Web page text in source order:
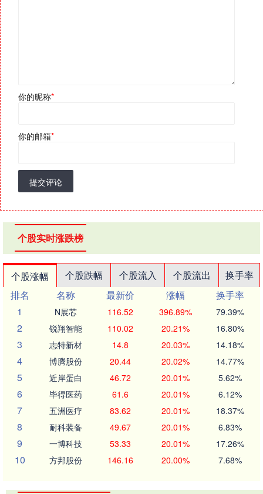
你的昵称*
你的邮箱*
提交评论
个股实时涨跌榜
个股涨幅 个股跌幅 个股流入 个股流出
换手率
排名
名称 最新价 涨幅
换手率
1
N展芯 116.52 396.89% 79.39%
2 锐翔智能 110.02 20.21% 16.80%
3 志特新材 14.8 20.03% 14.18%
4 博腾股份 20.44 20.02% 14.77%
5 近岸蛋白 46.72 20.01% 5.62%
6 毕得医药 61.6 20.01% 6.12%
7 五洲医疗 83.62 20.01% 18.37%
8 耐科装备 49.67 20.01% 6.83%
9 一博科技 53.33 20.01% 17.26%
10 方邦股份 146.16 20.00% 7.68%